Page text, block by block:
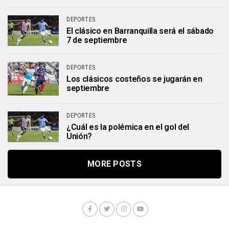
DEPORTES
El clásico en Barranquilla será el sábado
7 de septiembre‬
DEPORTES
Los clásicos costeños se jugarán en
septiembre
DEPORTES
¿Cuál es la polémica en el gol del
Unión?
MORE POSTS